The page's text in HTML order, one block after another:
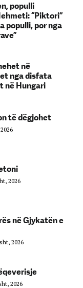
populli
“Piktori”
populli, por nga
në
nga disfata
në Hungari
të dëgjohet
2026
në Gjykatën e
2026
2026